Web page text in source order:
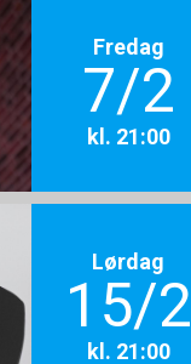
Fredag
7/2
kl. 21:00
Lørdag
15/2
kl. 21:00